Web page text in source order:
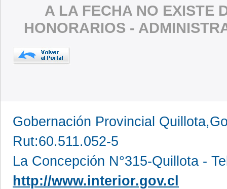
A LA FECHA NO EXISTE
HONORARIOS -
Gobernación Provincial
Rut:60.511.052-5
La Concepción N°315-Quillota -
http://www.interior.gov.cl